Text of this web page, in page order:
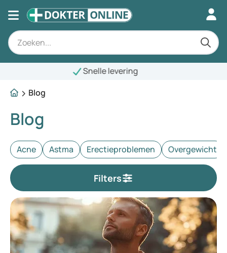
Blog
Blog
Acne Astma Erectieproblemen Overgewicht
Filters